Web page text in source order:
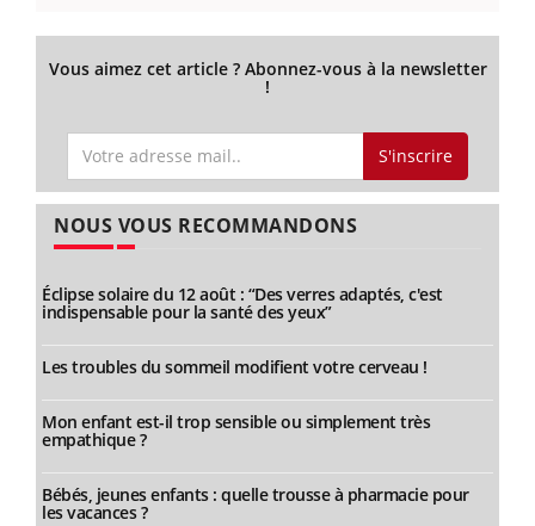
Vous aimez cet article ? Abonnez-vous à la newsletter
!
S'inscrire
NOUS VOUS RECOMMANDONS
Éclipse solaire du 12 août : “Des verres adaptés, c'est
indispensable pour la santé des yeux”
Les troubles du sommeil modifient votre cerveau !
Mon enfant est-il trop sensible ou simplement très
empathique ?
Bébés, jeunes enfants : quelle trousse à pharmacie pour
les vacances ?